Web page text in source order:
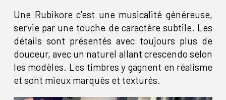
Une Rubikore c'est une musicalité généreuse,
servie par une touche de caractère subtile. Les
détails sont présentés avec toujours plus de
douceur, avec un naturel allant crescendo selon
les modèles. Les timbres y gagnent en réalisme
et sont mieux marqués et texturés.